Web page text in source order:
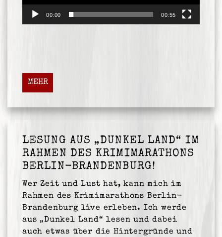
00:00 00:55
MEHR
LESUNG AUS „DUNKEL LAND“ IM
RAHMEN DES KRIMIMARATHONS
BERLIN-BRANDENBURG!
Wer Zeit und Lust hat, kann mich im
Rahmen des Krimimarathons Berlin-
Brandenburg live erleben. Ich werde
aus „Dunkel Land“ lesen und dabei
auch etwas über die Hintergründe und